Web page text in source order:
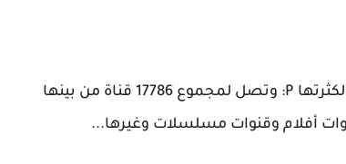
تصل قنوات التطبيق لأكثر من 17700 قناة بعد عدها بصعوبة لكثرتها P: وتصل لمجموع 17786 قناة من بينها